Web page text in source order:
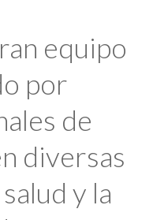
equipo
por
de
diversas
y la